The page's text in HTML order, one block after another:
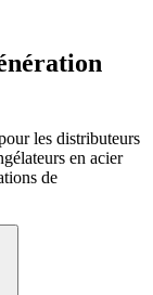
les distributeurs
en acier
de